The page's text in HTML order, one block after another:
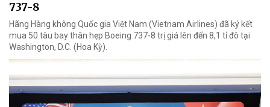
737-8
Hãng Hàng không Quốc gia Việt Nam (Vietnam Airlines) đã ký kết
mua 50 tàu bay thân hẹp Boeing 737-8 trị giá lên đến 8,1 tỉ đô tại
Washington, D.C. (Hoa Kỳ).